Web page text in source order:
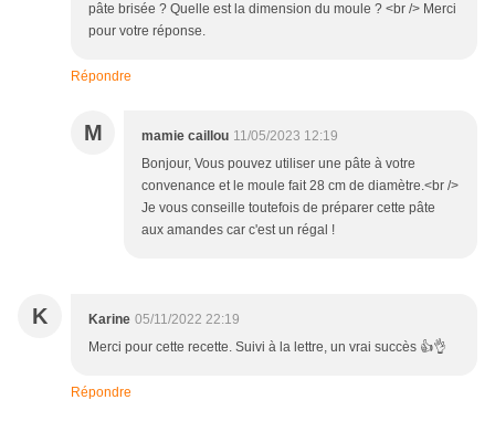
pâte brisée ? Quelle est la dimension du moule ? <br /> Merci
pour votre réponse.
Répondre
M mamie caillou 11/05/2023 12:19
Bonjour, Vous pouvez utiliser une pâte à votre
convenance et le moule fait 28 cm de diamètre.<br />
Je vous conseille toutefois de préparer cette pâte
aux amandes car c'est un régal !
K Karine 05/11/2022 22:19
Merci pour cette recette. Suivi à la lettre, un vrai succès 👍👌
Répondre